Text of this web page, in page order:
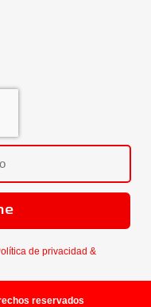
de privacidad &
reservados